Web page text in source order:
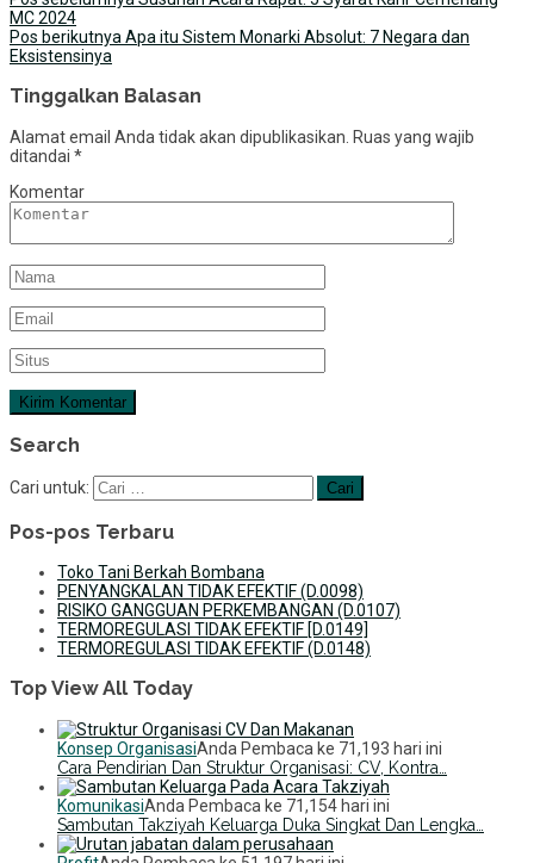
MC 2024
Pos berikutnya Apa itu Sistem Monarki Absolut: 7 Negara dan
Eksistensinya
Tinggalkan Balasan
Alamat email Anda tidak akan dipublikasikan. Ruas yang wajib
ditandai *
Komentar
Search
Cari untuk:
Pos-pos Terbaru
Toko Tani Berkah Bombana
PENYANGKALAN TIDAK EFEKTIF (D.0098)
RISIKO GANGGUAN PERKEMBANGAN (D.0107)
TERMOREGULASI TIDAK EFEKTIF [D.0149]
TERMOREGULASI TIDAK EFEKTIF (D.0148)
Top View All Today
Konsep OrganisasiAnda Pembaca ke 71,193 hari ini
Cara Pendirian Dan Struktur Organisasi: CV, Kontra…
KomunikasiAnda Pembaca ke 71,154 hari ini
Sambutan Takziyah Keluarga Duka Singkat Dan Lengka…